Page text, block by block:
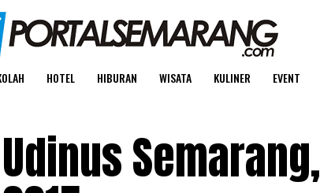
HOTEL HIBURAN WISATA KULINER EVENT
Semarang,